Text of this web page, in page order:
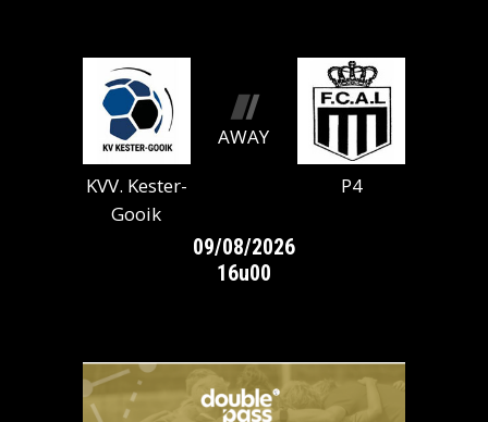
KVV. Kester-
Gooik
AWAY
P4
09/08/2026
16u00